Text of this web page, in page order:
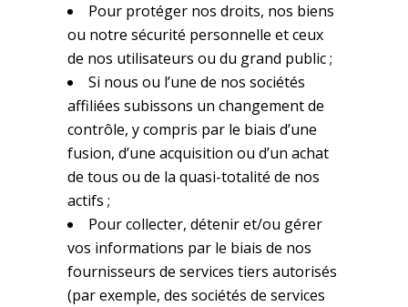
Pour protéger nos droits, nos biens
ou notre sécurité personnelle et ceux
de nos utilisateurs ou du grand public ;
Si nous ou l’une de nos sociétés
affiliées subissons un changement de
contrôle, y compris par le biais d’une
fusion, d’une acquisition ou d’un achat
de tous ou de la quasi-totalité de nos
actifs ;
Pour collecter, détenir et/ou gérer
vos informations par le biais de nos
fournisseurs de services tiers autorisés
(par exemple, des sociétés de services